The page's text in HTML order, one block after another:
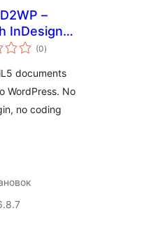
–
InDesign
(0общий
рейтинг
)
documents
WordPress. No
no coding